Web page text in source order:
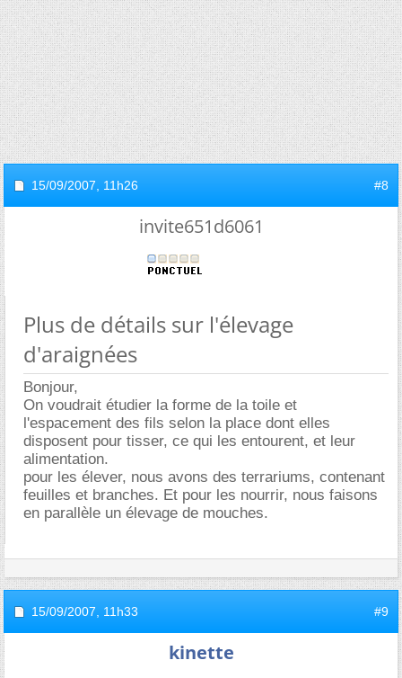
15/09/2007, 11h26 #8
invite651d6061
Plus de détails sur l'élevage
d'araignées
Bonjour,
On voudrait étudier la forme de la toile et
l'espacement des fils selon la place dont elles
disposent pour tisser, ce qui les entourent, et leur
alimentation.
pour les élever, nous avons des terrariums, contenant
feuilles et branches. Et pour les nourrir, nous faisons
en parallèle un élevage de mouches.
15/09/2007, 11h33 #9
kinette